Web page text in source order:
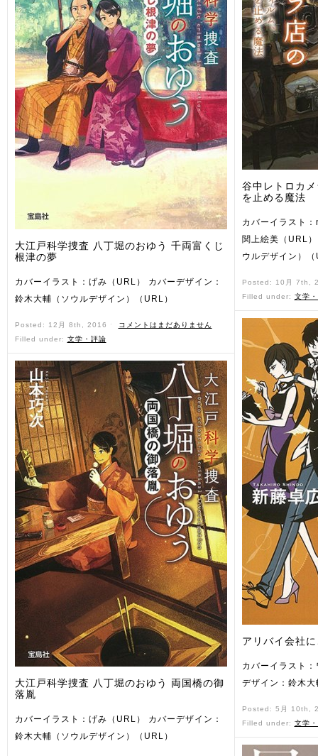
大江戸科学捜査 八丁堀のおゆう 千両富くじ
根津の夢
カバーイラスト：げみ（URL） カバーデザイン：
鈴木大輔（ソウルデザイン）（URL）
Posted: 12月 8th, 2016 ˑ
コメントはまだありません
Filled under: 文学・評論
大江戸科学捜査 八丁堀のおゆう 両国橋の御
落胤
カバーイラスト：げみ（URL） カバーデザイン：
鈴木大輔（ソウルデザイン）（URL）
谷中レトロカ
を止める魔法
カバーイラスト
関上絵美（URL
ウルデザイン）
Posted: 10月 7th,
Filled under: 文学
アリバイ会社
カバーイラスト
デザイン：鈴木
Posted: 5月 10th,
Filled under: 文学